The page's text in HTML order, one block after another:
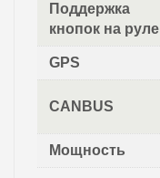
Поддержка
кнопок на руле
GPS
CANBUS
Мощность